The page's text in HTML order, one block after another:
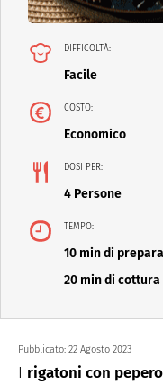
DIFFICOLTÀ:
Facile
COSTO:
Economico
DOSI PER:
4 Persone
TEMPO:
10 min di
20 min di cottura
Pubblicato: 22 Agosto 2023
I rigatoni con